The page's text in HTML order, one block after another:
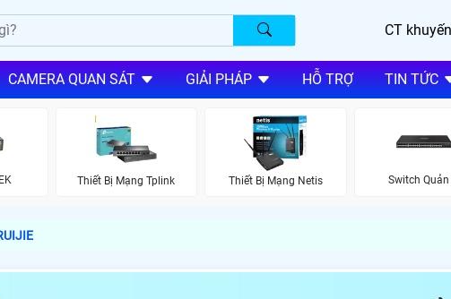
CT
CAMERA QUAN SÁT GIẢI PHÁP HỖ TRỢ TIN TỨC
Thiết Bị Mạng Tplink Thiết Bị Mạng Netis Switch Quản